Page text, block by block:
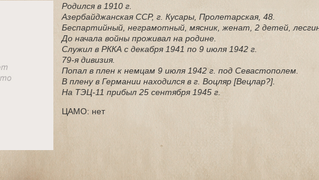
Родился в 1910 г.
Азербайджанская ССР, г. Кусары, Пролетарская, 48.
Беспартийный, неграмотный, мясник, женат, 2 детей,
До начала войны проживал на родине.
Служил в РККА с декабря 1941 по 9 июля 1942 г.
79-я дивизия.
Попал в плен к немцам 9 июля 1942 г. под Севастополем.
В плену в Германии находился в г. Воцляр [Вецлар?].
На ТЭЦ-11 прибыл 25 сентября 1945 г.
ЦАМО: нет